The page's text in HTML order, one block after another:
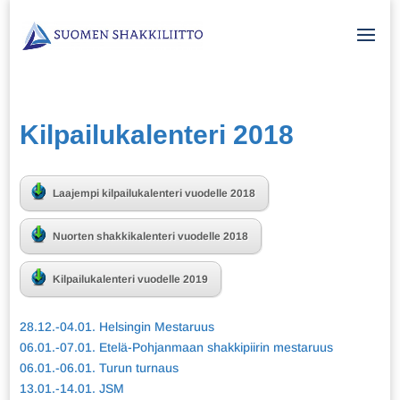
Kilpailukalenteri 2018
Laajempi kilpailukalenteri vuodelle 2018
Nuorten shakkikalenteri vuodelle 2018
Kilpailukalenteri vuodelle 2019
28.12.-04.01. Helsingin Mestaruus
06.01.-07.01. Etelä-Pohjanmaan shakkipiirin mestaruus
06.01.-06.01. Turun turnaus
13.01.-14.01. JSM